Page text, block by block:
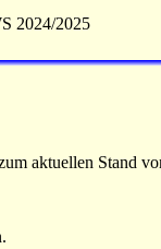
2024/2025
aktuellen Stand